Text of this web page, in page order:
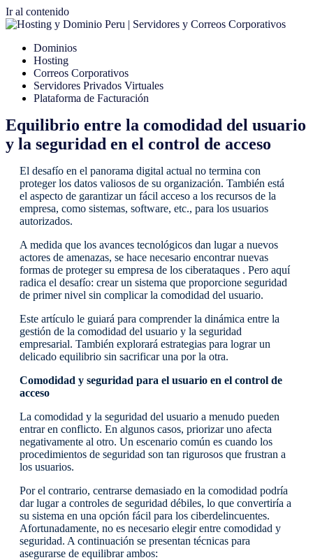
Ir al contenido
Dominios
Hosting
Correos Corporativos
Servidores Privados Virtuales
Plataforma de Facturación
Equilibrio entre la comodidad del usuario
y la seguridad en el control de acceso
El desafío en el panorama digital actual no termina con
proteger los datos valiosos de su organización. También está
el aspecto de garantizar un fácil acceso a los recursos de la
empresa, como sistemas, software, etc., para los usuarios
autorizados.
A medida que los avances tecnológicos dan lugar a nuevos
actores de amenazas, se hace necesario encontrar nuevas
formas de proteger su empresa de los ciberataques . Pero aquí
radica el desafío: crear un sistema que proporcione seguridad
de primer nivel sin complicar la comodidad del usuario.
Este artículo le guiará para comprender la dinámica entre la
gestión de la comodidad del usuario y la seguridad
empresarial. También explorará estrategias para lograr un
delicado equilibrio sin sacrificar una por la otra.
Comodidad y seguridad para el usuario en el control de
acceso
La comodidad y la seguridad del usuario a menudo pueden
entrar en conflicto. En algunos casos, priorizar uno afecta
negativamente al otro. Un escenario común es cuando los
procedimientos de seguridad son tan rigurosos que frustran a
los usuarios.
Por el contrario, centrarse demasiado en la comodidad podría
dar lugar a controles de seguridad débiles, lo que convertiría a
su sistema en una opción fácil para los ciberdelincuentes.
Afortunadamente, no es necesario elegir entre comodidad y
seguridad. A continuación se presentan técnicas para
asegurarse de equilibrar ambos: